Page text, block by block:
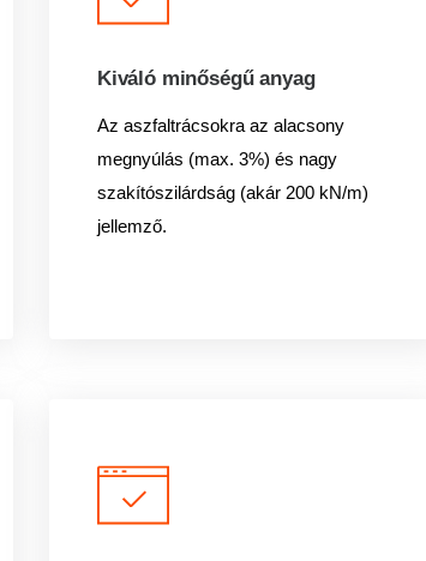
Kiváló minőségű anyag
Az aszfaltrácsokra az alacsony
megnyúlás (max. 3%) és nagy
szakítószilárdság (akár 200 kN/m)
jellemző.